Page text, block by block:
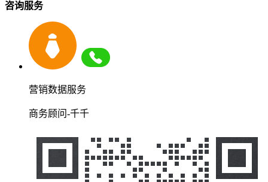
咨询服务
营销数据服务
商务顾问-千千